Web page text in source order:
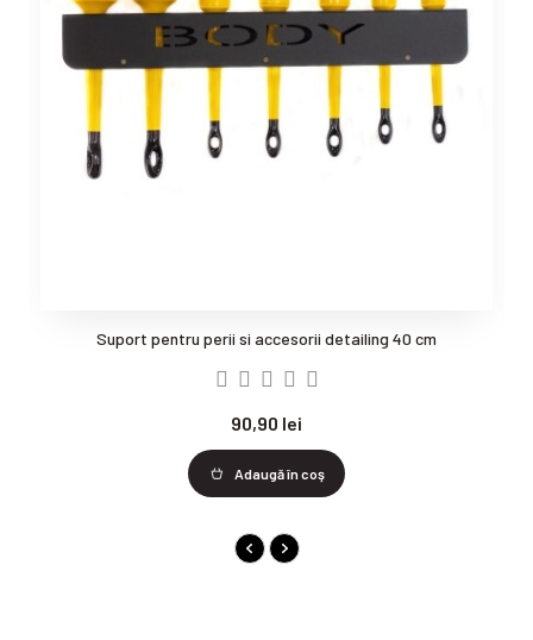
Suport pentru perii si accesorii detailing 40 cm
90,90 lei
Adaugă în coş